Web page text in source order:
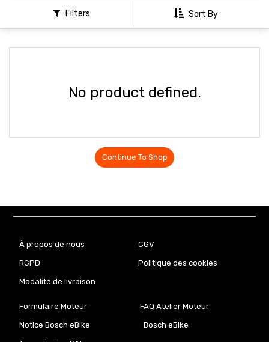
Filters Sort By
No product defined.
Continue To Shop
À propos de nous CGV
RGPD Politique des cookies
Modalité de livraison
Formulaire Moteur FAQ Atelier Moteur
Notice Bosch eBike Bosch eBike